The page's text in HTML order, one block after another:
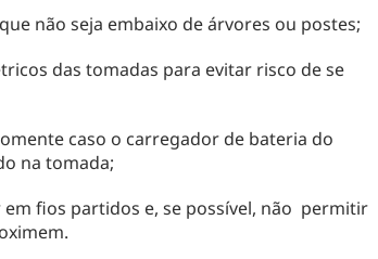
não seja embaixo de árvores ou postes;
das tomadas para evitar risco de se
caso o carregador de bateria do
na tomada;
fios partidos e, se possível, não permitir